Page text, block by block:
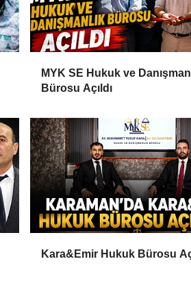
MYK SE Hukuk ve
Bürosu Açıldı
Kara&Emir Hukuk Bürosu